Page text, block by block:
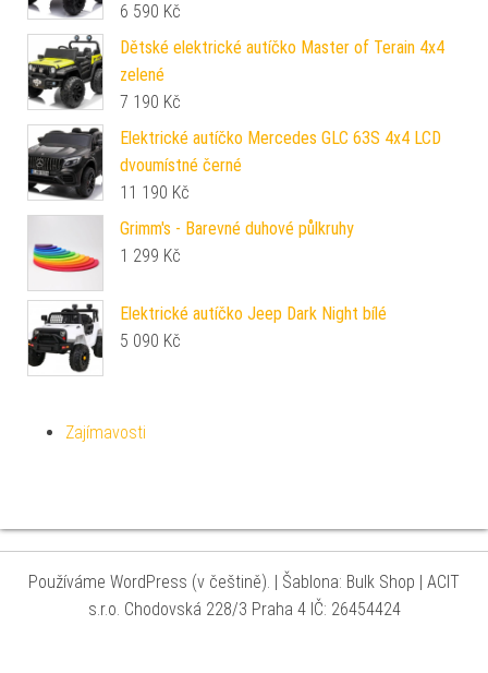
6 590 Kč
Dětské elektrické autíčko Master of Terain 4x4
zelené
7 190 Kč
Elektrické autíčko Mercedes GLC 63S 4x4 LCD
dvoumístné černé
11 190 Kč
Grimm's - Barevné duhové půlkruhy
1 299 Kč
Elektrické autíčko Jeep Dark Night bílé
5 090 Kč
Zajímavosti
Používáme WordPress (v češtině). Šablona: Bulk Shop
| ACIT
s.r.o. Chodovská 228/3 Praha 4 IČ: 26454424